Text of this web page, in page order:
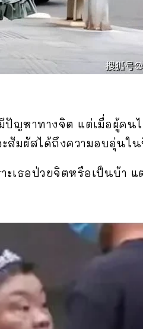
ญหาทางจิต แต่เมื่อผู้คน
มผัสได้ถึงความอบอุ่นใน
เธอป่วยจิตหรือเป็นบ้า